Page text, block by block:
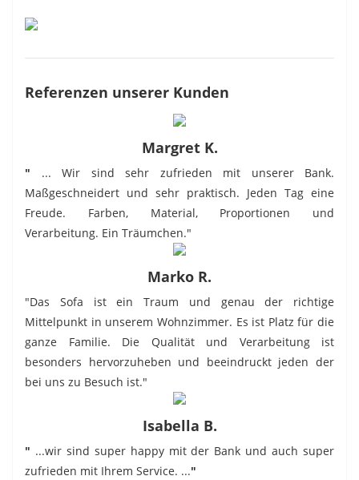
Referenzen unserer Kunden
Margret K.
" ... Wir sind sehr zufrieden mit unserer Bank.
Maßgeschneidert und sehr praktisch. Jeden Tag eine
Freude. Farben, Material, Proportionen und
Verarbeitung. Ein Träumchen."
Marko R.
"Das Sofa ist ein Traum und genau der richtige
Mittelpunkt in unserem Wohnzimmer. Es ist Platz für die
ganze Familie. Die Qualität und Verarbeitung ist
besonders hervorzuheben und beeindruckt jeden der
bei uns zu Besuch ist."
Isabella B.
" ...wir sind super happy mit der Bank und auch super
zufrieden mit Ihrem Service. ..."